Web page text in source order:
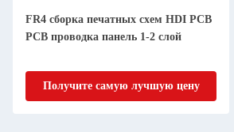
94v0 Прототип PCBA Монтажные
услуги FR-4 FR4 TG170 Алюминий
Получите самую лучшую цену